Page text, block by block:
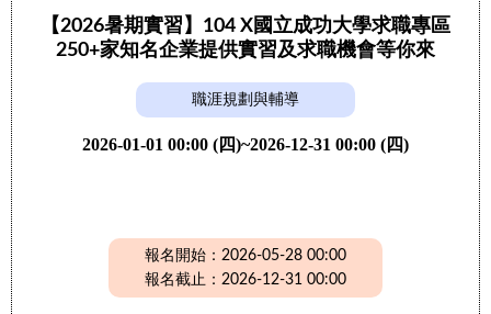
【2026暑期實習】104 X國立成功大學求職專區
250+家知名企業提供實習及求職機會等你來
職涯規劃與輔導
2026-01-01 00:00 (四)~2026-12-31 00:00 (四)
報名開始：2026-05-28 00:00
報名截止：2026-12-31 00:00